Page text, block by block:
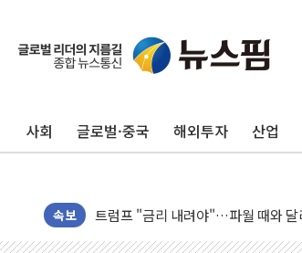
사회 글로벌·중국 해외투자 산업
속보
뉴욕증시 프리뷰, 美 고용 쇼크에 금
[종합] 美 7월 고용 2만3000명 감
뉴욕증시 개장 전 특징주...아틀라
보훈부, 미 DPAA와 MOU… "6·25
특정 정치인 측근 포항시 정책특보 내
李 "해남 태양광, 대한민국 다음